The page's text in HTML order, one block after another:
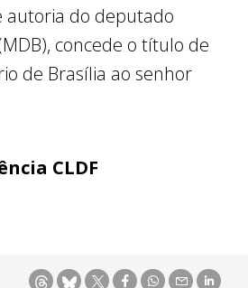
autoria do deputado
concede o título de
de Brasília ao senhor
CLDF